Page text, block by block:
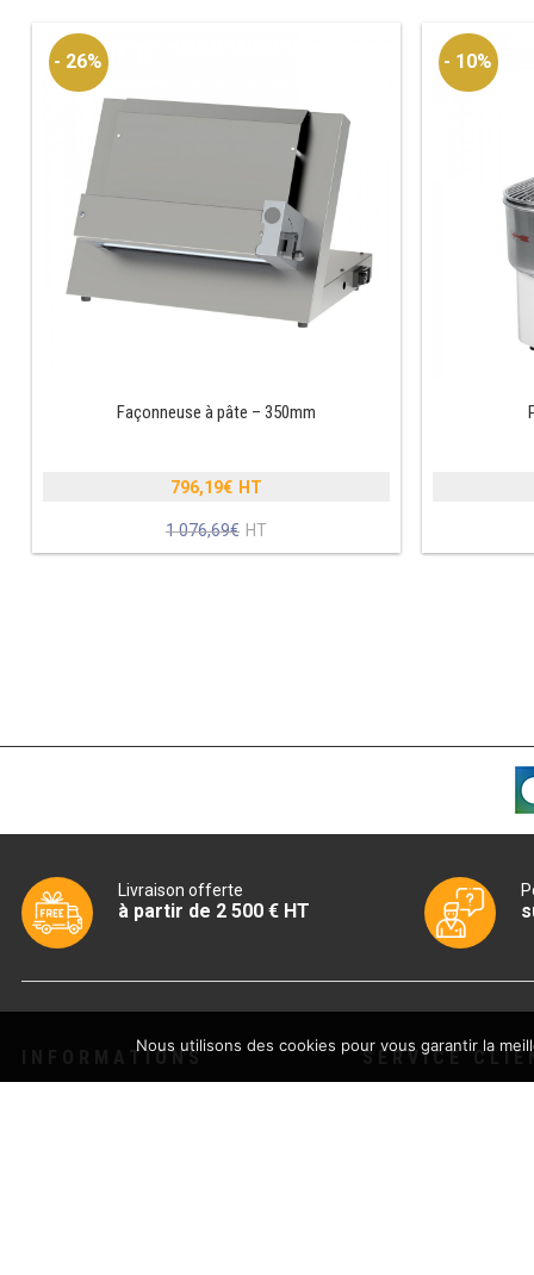
- 26%
Façonneuse à pâte – 350mm
1 076,69€
prix
initial
796,19€
Le
prix
- 10%
Livraison offerte
à partir de 2 500 € HT
INFORMATIONS SERVICE
Nous utilisons des cookies pour vous garantir la